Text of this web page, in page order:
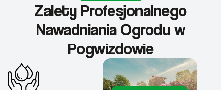
Zalety Profesjonalnego
Nawadniania Ogrodu w
Pogwizdowie